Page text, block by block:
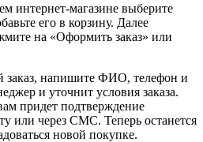
интернет-магазине выберите
его в корзину. Далее
на «Оформить заказ» или
заказ, напишите ФИО, телефон и
и уточнит условия заказа.
придет подтверждение
или через СМС. Теперь останется
новой покупке.